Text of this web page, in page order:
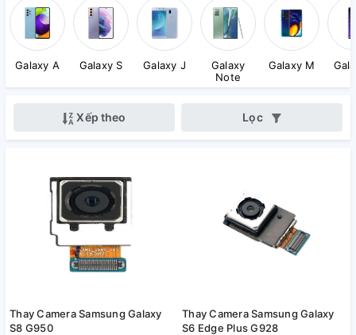
Galaxy A Galaxy S Galaxy J
Galaxy
Note
Galaxy M
Xếp theo Lọc
Thay Camera Samsung Galaxy
S8 G950
Thay Camera Samsung Galaxy
S6 Edge Plus G928